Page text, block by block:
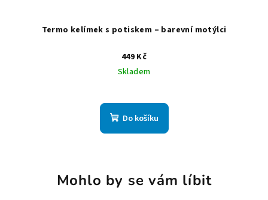
Termo kelímek s potiskem – barevní motýlci
449 Kč
Skladem
Do košíku
Mohlo by se vám líbit